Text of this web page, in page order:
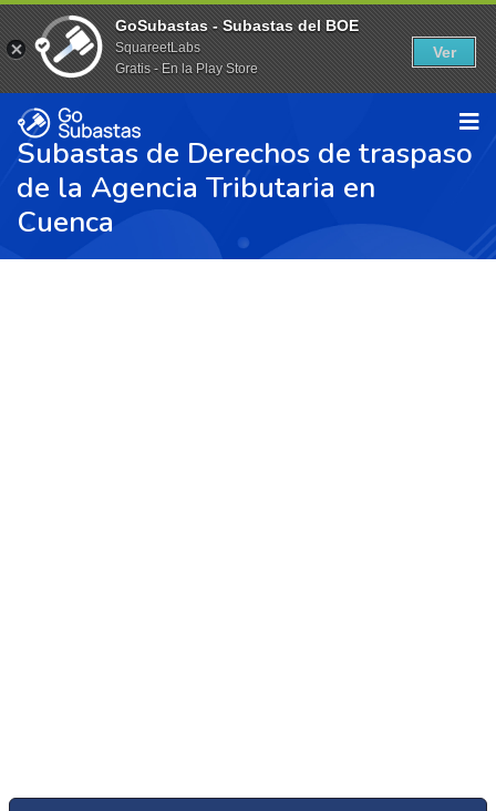
Subastas de Derechos de traspaso
de la Agencia Tributaria en
Cuenca
GoSubastas - Subastas del BOE
SquareetLabs
Gratis - En la Play Store
Ver